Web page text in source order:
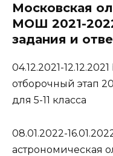
Московская
МОШ 2021-
задания и
04.12.2021-
отборочный этап
для 5-11 класса
08.01.2022-
астрономическая